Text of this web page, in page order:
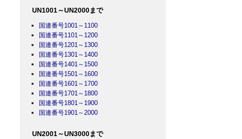
UN1001～UN2000まで
国連番号1001～1100
国連番号1101～1200
国連番号1201～1300
国連番号1301～1400
国連番号1401～1500
国連番号1501～1600
国連番号1601～1700
国連番号1701～1800
国連番号1801～1900
国連番号1901～2000
UN2001～UN3000まで